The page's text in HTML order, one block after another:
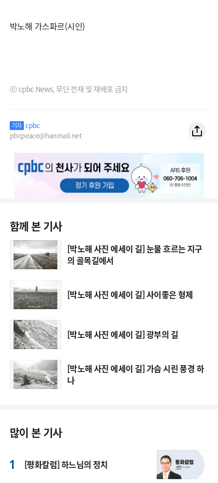
박노해 가스파르(시인)
ⓒ cpbc News, 무단 전재 및 재배포 금지
기자 cpbc
pbcpeace@hanmail.net
함께 본 기사
[박노해 사진 에세이 길] 눈물 흐르는 지구
의 골목길에서
[박노해 사진 에세이 길] 사이좋은 형제
[박노해 사진 에세이 길] 광부의 길
[박노해 사진 에세이 길] 가슴 시린 풍경 하
나
많이 본 기사
[평화칼럼] 하느님의 정치